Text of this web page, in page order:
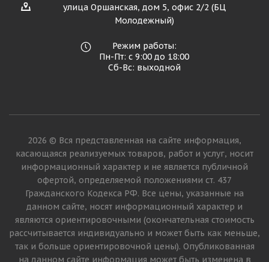
улица Оршанская, дом 5, офис 2/2 (БЦ
Молодежный)
Режим работы:
Пн-Пт: с 9:00 до 18:00
Сб-Вс: выходной
2026 © Вся представленная на сайте информация,
касающаяся реализуемых товаров, работ и услуг, носит
информационный характер и не является публичной
офертой, определяемой положениями ст. 437
Гражданского Кодекса РФ. Все цены, указанные на
данном сайте, носят информационный характер и
являются ориентировочными (окончательная стоимость
рассчитывается индивидуально и может быть как меньше,
так и больше ориентировочной цены). Опубликованная
на данном сайте информация может быть изменена в